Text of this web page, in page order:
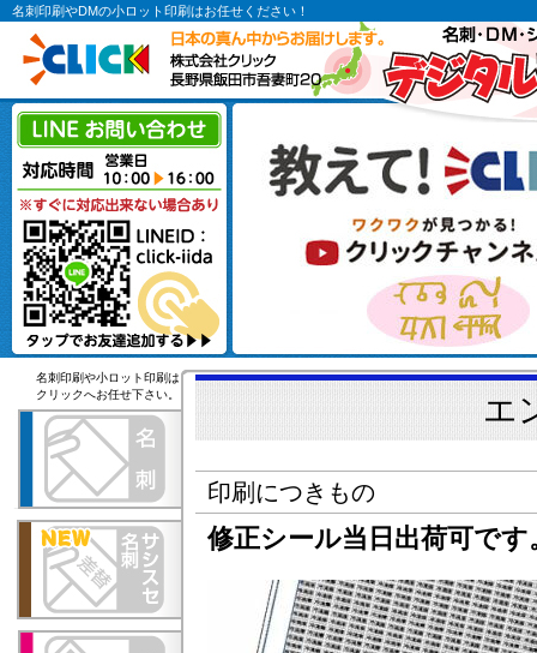
名刺印刷やDMの小ロット印刷はお任せください！
名刺印刷や小ロット印刷は
クリックへお任せ下さい。
エ
印刷につきもの
修正シール当日出荷可です